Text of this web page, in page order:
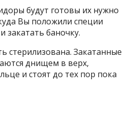
будут готовы их нужно
Вы положили специи
закатать баночку.
стерилизована. Закатанные
днищем в верх,
и стоят до тех пор пока